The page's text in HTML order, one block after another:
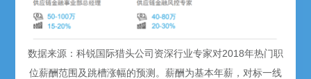
数据来源：科锐国际猎头公司资深行业专家对2018年热门职
位薪酬范围及跳槽涨幅的预测。薪酬为基本年薪，对标一线